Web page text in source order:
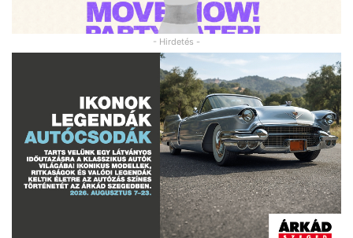
- Hirdetés -